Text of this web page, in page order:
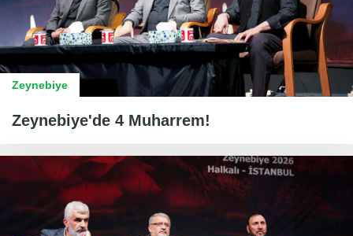
Zeynebiye
Zeynebiye'de 4 Muharrem!